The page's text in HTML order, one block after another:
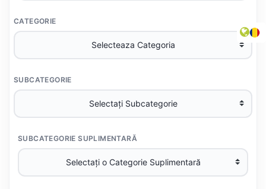
CATEGORIE
SUBCATEGORIE
SUBCATEGORIE SUPLIMENTARĂ